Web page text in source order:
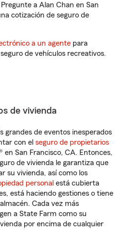
a Alan Chan en San
cotización de seguro de
a un agente para
de vehículos recreativos.
de vivienda
grandes de eventos inesperados
con el seguro de propietarios
en San Francisco, CA. Entonces,
de vivienda le garantiza que
su vivienda, así como los
personal está cubierta
está haciendo gestiones o tiene
Cada vez más
a State Farm como su
por encima de cualquier